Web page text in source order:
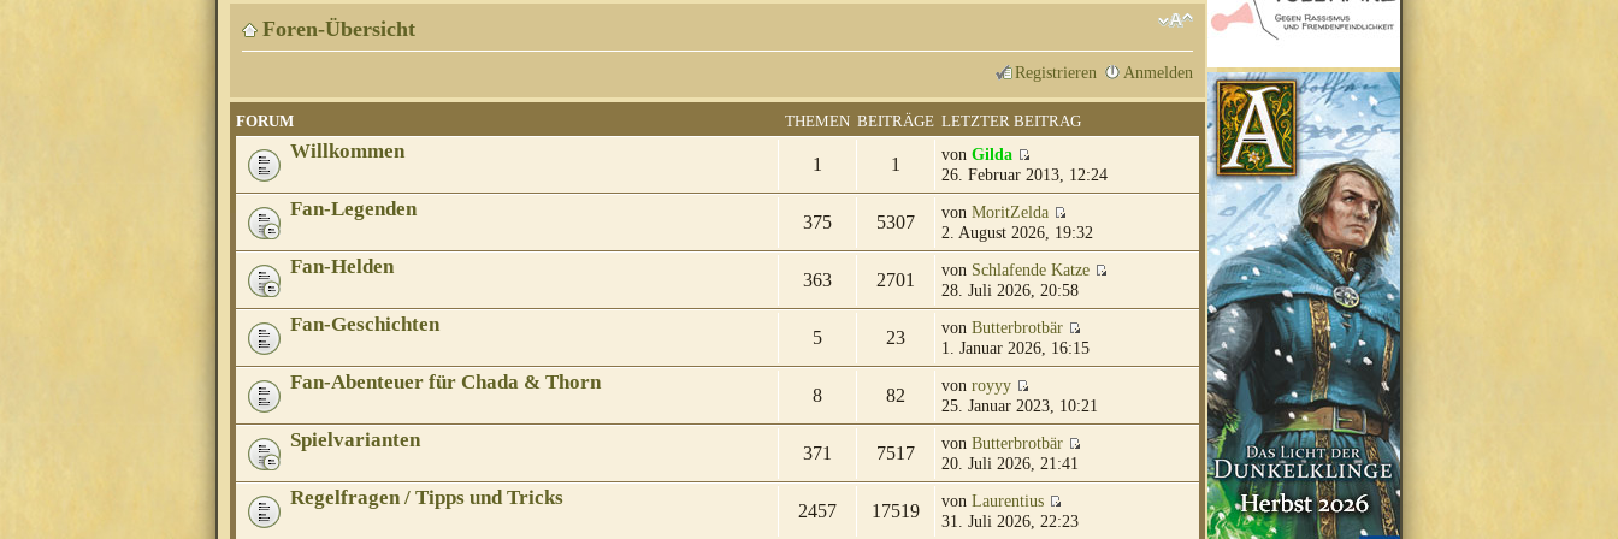
Foren-Übersicht
Registrieren Anmelden
FORUM THEMEN BEITRÄGE LETZTER BEITRAG
Willkommen
1 1 von Gilda
26. Februar 2013, 12:24
Fan-Legenden
375 5307 von MoritZelda
2. August 2026, 19:32
Fan-Helden
363 2701 von Schlafende Katze
28. Juli 2026, 20:58
Fan-Geschichten
5 23 von Butterbrotbär
1. Januar 2026, 16:15
Fan-Abenteuer für Chada & Thorn
8 82 von royyy
25. Januar 2023, 10:21
Spielvarianten
371 7517 von Butterbrotbär
20. Juli 2026, 21:41
Regelfragen / Tipps und Tricks
2457 17519 von Laurentius
31. Juli 2026, 22:23